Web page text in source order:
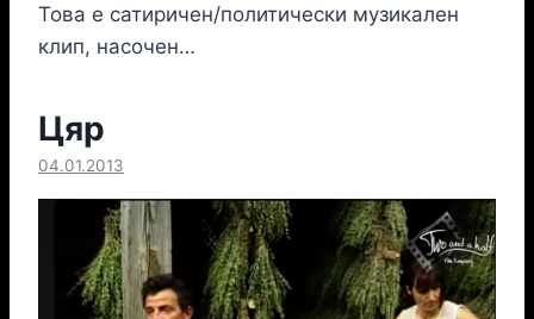
Това е сатиричен/политически музикален
клип, насочен…
Цяр
04.01.2013